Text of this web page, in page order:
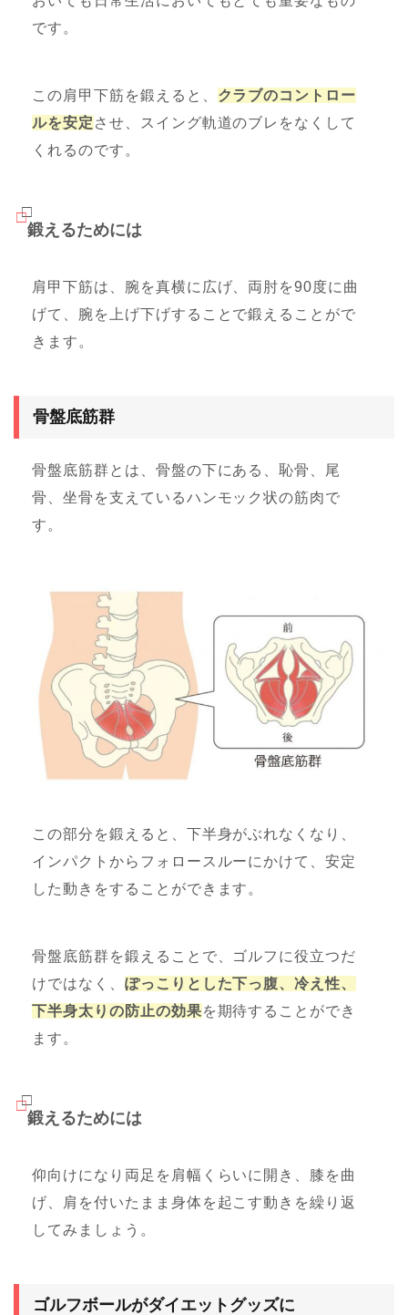
です。
この肩甲下筋を鍛えると、 クラブのコントロー
ルを安定 させ、スイング軌道のブレをなくして
くれるのです。
鍛えるためには
肩甲下筋は、腕を真横に広げ、両肘を90度に曲
げて、腕を上げ下げすることで鍛えることがで
きます。
骨盤底筋群
骨盤底筋群とは、骨盤の下にある、恥骨、尾
骨、坐骨を支えているハンモック状の筋肉で
す。
この部分を鍛えると、下半身がぶれなくなり、
インパクトからフォロースルーにかけて、安定
した動きをすることができます。
骨盤底筋群を鍛えることで、ゴルフに役立つだ
けではなく、 ぽっこりとした下っ腹、冷え性、
下半身太りの防止の効果を期待することができ
ます。
鍛えるためには
仰向けになり両足を肩幅くらいに開き、膝を曲
げ、肩を付いたまま身体を起こす動きを繰り返
してみましょう。
ゴルフボールがダイエットグッズに